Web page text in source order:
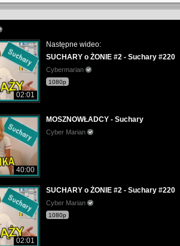
02:01
Następne wideo:
SUCHARY o ŻONIE #2 - Suchary #220
Cybermarian
1080p
40:00
MOSZNOWŁADCY - Suchary
Cyber Marian
02:01
SUCHARY o ŻONIE #2 - Suchary #220
Cyber Marian
1080p